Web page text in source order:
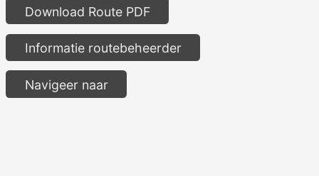
Download Route PDF
Informatie routebeheerder
Navigeer naar